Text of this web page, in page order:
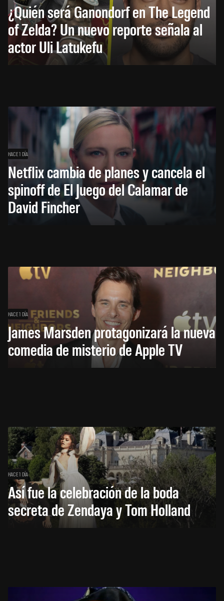
¿Quién será Ganondorf en The Legend
of Zelda? Un nuevo reporte señala al
actor Uli Latukefu
HACE 1 DÍA
Netflix cambia de planes y cancela el
spinoff de El Juego del Calamar de
David Fincher
HACE 1 DÍA
James Marsden protagonizará la nueva
comedia de misterio de Apple TV
HACE 1 DÍA
Así fue la celebración de la boda
secreta de Zendaya y Tom Holland